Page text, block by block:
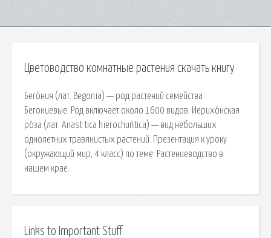
Цветоводство комнатные растения скачать книгу
Бего́ния (лат. Begonia) — род растений семейства
Бегониевые. Род включает около 1600 видов. Иерихо́нская
ро́за (лат. Anast tica hierochuńtica) — вид небольших
однолетних травянистых растений. Презентация к уроку
(окружающий мир, 4 класс) по теме: Растениеводство в
нашем крае.
Links to Important Stuff